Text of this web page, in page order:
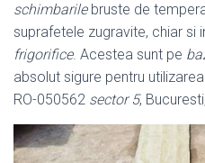
schimbarilebruste de
suprafetele zugravite, chiar si
frigorifice. Acestea sunt pe
absolut sigure pentru
RO-050562 sector 5,